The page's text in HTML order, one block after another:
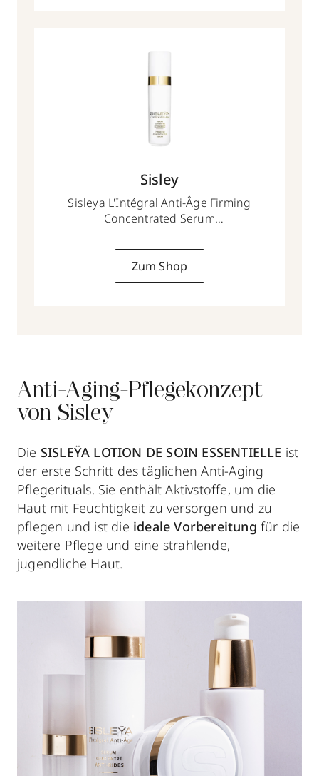
Sisley
Sisleya L'Intégral Anti-Âge Firming
Concentrated Serum
Zum Shop
Anti-Aging-Pflegekonzept
von Sisley
Die SISLEŸA LOTION DE SOIN ESSENTIELLE ist
der erste Schritt des täglichen Anti-Aging
Pflegerituals. Sie enthält Aktivstoffe, um die
Haut mit Feuchtigkeit zu versorgen und zu
pflegen und ist die ideale Vorbereitung für die
weitere Pflege und eine strahlende,
jugendliche Haut.